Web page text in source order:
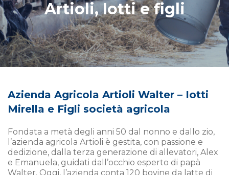
Artioli, Iotti e figli
Azienda Agricola Artioli Walter – Iotti
Mirella e Figli società agricola
Fondata a metà degli anni 50 dal nonno e dallo zio,
l’azienda agricola Artioli è gestita, con passione e
dedizione, dalla terza generazione di allevatori, Alex
e Emanuela, guidati dall’occhio esperto di papà
Walter. Oggi, l’azienda conta 120 bovine da latte di